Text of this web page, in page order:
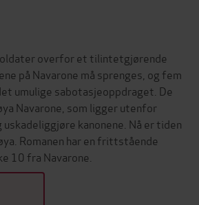
overfor et tilintetgjørende
på Navarone må sprenges, og fem
umulige sabotasjeoppdraget. De
Navarone, som ligger utenfor
uskadeliggjøre kanonene. Nå er tiden
Romanen har en frittstående
10 fra Navarone.